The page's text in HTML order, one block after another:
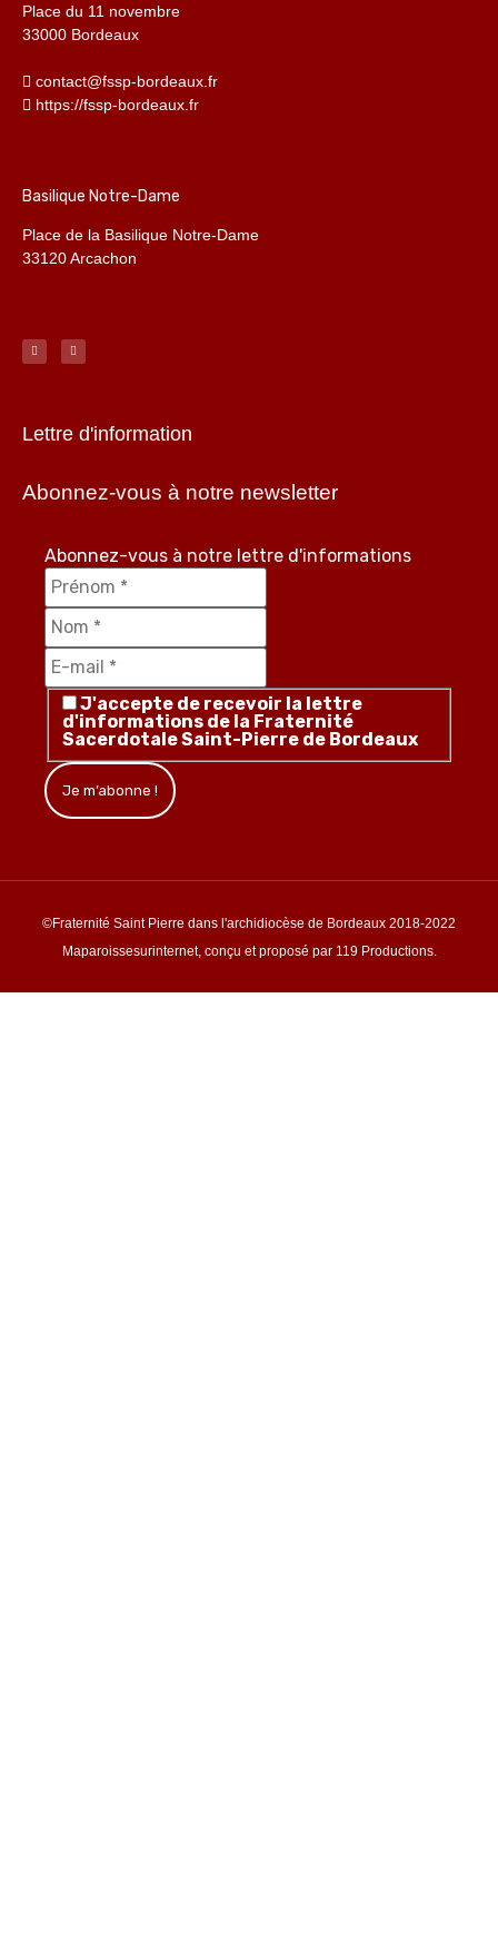
Place du 11 novembre
33000 Bordeaux
contact@fssp-bordeaux.fr
https://fssp-bordeaux.fr
Basilique Notre-Dame
Place de la Basilique Notre-Dame
33120 Arcachon
Lettre d'information
Abonnez-vous à notre newsletter
Abonnez-vous à notre lettre d'informations
J'accepte de recevoir la lettre
d'informations de la Fraternité
Sacerdotale Saint-Pierre de Bordeaux
©Fraternité Saint Pierre dans l'archidiocèse de Bordeaux 2018-2022
Maparoissesurinternet, conçu et proposé par 119 Productions.